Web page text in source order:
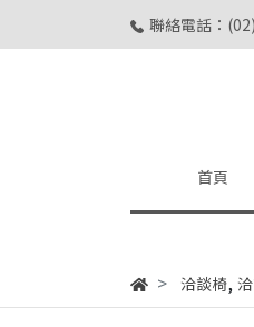
聯絡電話：
首頁
洽談椅,